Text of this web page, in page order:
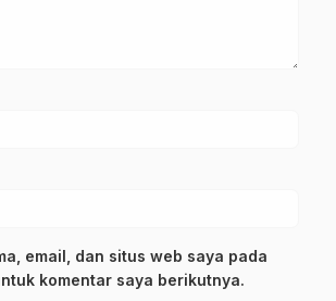
email, dan situs web saya pada
komentar saya berikutnya.